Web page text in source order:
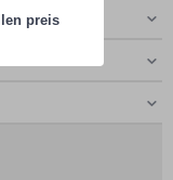
preis